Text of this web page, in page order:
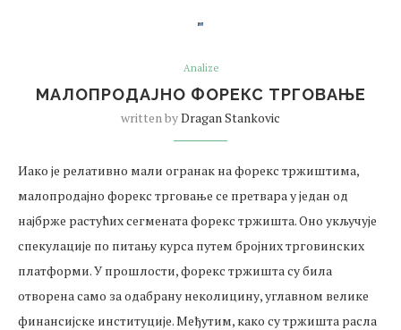
Analize
МАЛОПРОДАЈНО ФОРЕКС ТРГОВАЊЕ
written byDragan Stankovic
Иако је релативно мали огранак на форекс тржиштима,
малопродајно форекс трговање се претвара у један од
најбрже растућих сегмената форекс тржишта. Оно укључује
спекулације по питању курса путем бројних трговинских
платформи. У прошлости, форекс тржишта су била
отворена само за одабрану неколицину, углавном велике
финансијске институције. Међутим, како су тржишта расла